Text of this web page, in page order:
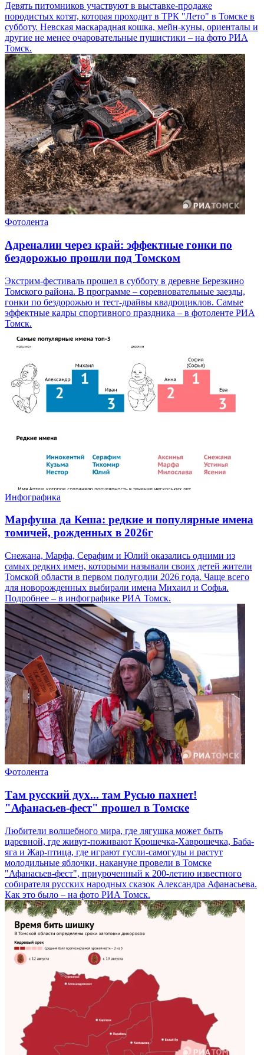
Девять питомников участвуют в выставке-продаже
породистых котят, которая проходит в ТРК "Лето" в Томске в
субботу. Невская маскарадная кошка, мейн-куны, ориенталы и
другие не менее очаровательные пушистики – на фото РИА
Томск.
Фотолента
Адреналин через край: эффектные гонки по
бездорожью прошли под Томском
Экстрим-фестиваль прошел в субботу в деревне Березкино
Томского района. В программе – соревновательные заезды,
гонки по бездорожью и тест-драйвы квадроциклов. Самые
эффектные кадры спортивного праздника – в фотоленте РИА
Томск.
Инфографика
Марфуша да Кеша: редкие и популярные имена
томичей, рожденных в 2026г
Снежана, Марфа, Серафим и Юлий оказались одними из
самых редких имен, которыми называли своих детей жители
Томской области в первом полугодии 2026 года. Чаще всего
для новорожденных выбирали имена Михаил и Софья.
Подробнее – в инфографике РИА Томск.
Фотолента
Там русский дух... там Русью пахнет!
"Афанасьев-фест" прошел в Томске
Любители волшебного мира, где лягушка может быть
царевной, где живут-поживают Крошечка-Хаврошечка, Баба-
яга и Жар-птица, где играют гусли-самогуды и растут
молодильные яблочки, накануне провели в Томске
"Афанасьев-фест", приуроченный к 200-летию известного
собирателя русских народных сказок Александра Афанасьева.
Как это было – на фото РИА Томск.